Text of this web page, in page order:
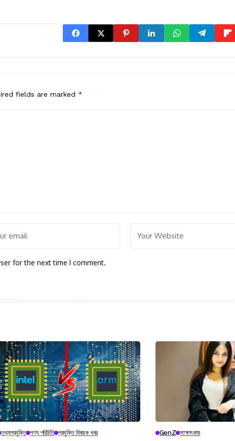
fields are marked *
for the next time I comment.
তথ্যপ্রযুক্তি পণ্য পরিচিতি প্রযুক্তি বিষয়ক খবর GenZ সাক্ষাৎকার